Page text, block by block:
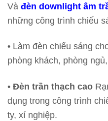
Và đèn downlight âm
những công trình chiếu
• Làm đèn chiếu sáng
phòng khách, phòng
• Đèn trần thạch cao
dụng trong công trình
ty, xí nghiệp.